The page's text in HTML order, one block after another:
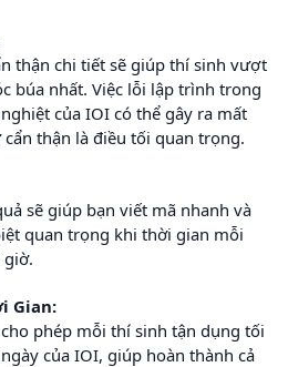
thận chi tiết sẽ giúp thí sinh vượt
búa nhất. Việc lỗi lập trình trong
của IOI có thể gây ra mất
thận là điều tối quan trọng.
sẽ giúp bạn viết mã nhanh và
quan trọng khi thời gian mỗi
Gian:
phép mỗi thí sinh tận dụng tối
của IOI, giúp hoàn thành cả